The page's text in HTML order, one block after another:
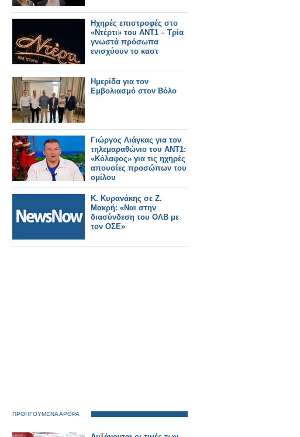
Ηχηρές επιστροφές στο
«Ντέρτι» του ΑΝΤ1 – Τρία
γνωστά πρόσωπα
ενισχύουν το καστ
Ημερίδα για τον
Εμβολιασμό στον Βόλο
Γιώργος Λιάγκας για τον
τηλεμαραθώνιο του ΑΝΤ1:
«Κόλαφος» για τις ηχηρές
απουσίες προσώπων του
ομίλου
Κ. Κυρανάκης σε Ζ.
Μακρή: «Ναι στην
διασύνδεση του ΟΛΒ με
τον ΟΣΕ»
ΠΡΟΗΓΟΥΜΕΝΑ ΑΡΘΡΑ